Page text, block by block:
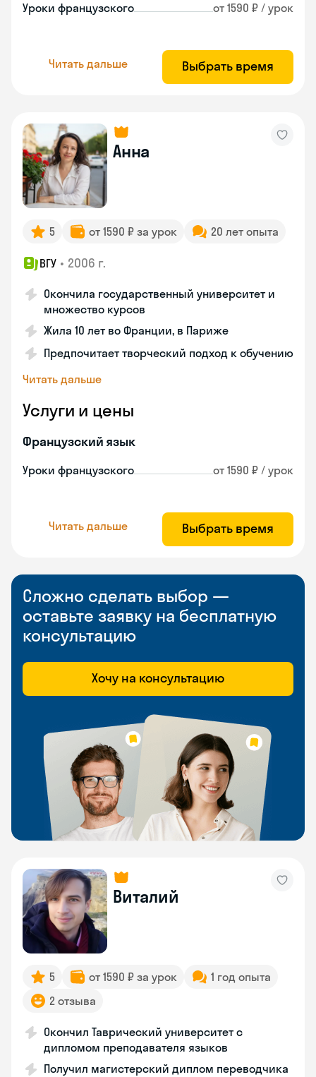
Уроки французского от 1590 ₽ / урок
Читать дальше Выбрать время
Анна
5 от 1590 ₽ за урок 20 лет опыта
ВГУ • 2006 г.
Окончила государственный университет и
множество курсов
Жила 10 лет во Франции, в Париже
Предпочитает творческий подход к обучению
Читать дальше
Услуги и цены
Французский язык
Уроки французского от 1590 ₽ / урок
Читать дальше Выбрать время
Сложно сделать выбор —
оставьте заявку на бесплатную
консультацию
Хочу на консультацию
Виталий
5 от 1590 ₽ за урок
1 год опыта
2 отзыва
Окончил Таврический университет с
дипломом преподавателя языков
Получил магистерский диплом переводчика